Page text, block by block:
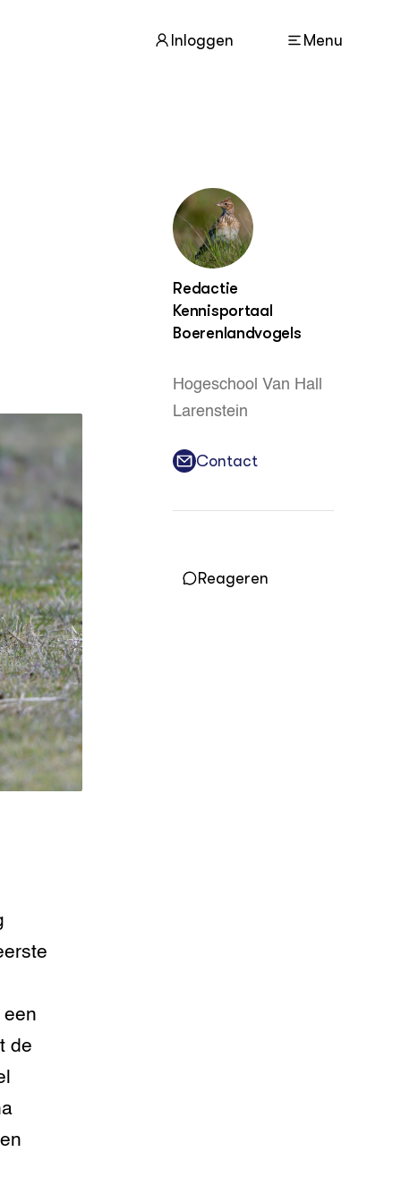
Inloggen Menu
Vakbladen
Over ons
Contact
ENGLISH
Search the Knowledge base
de
Redactie
Kennisportaal
Boerenlandvogels
Hogeschool Van Hall
Larenstein
Contact
Reageren